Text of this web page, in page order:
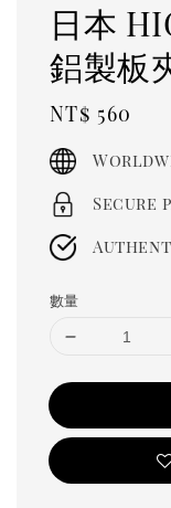
日本
鋁製板
Regular
price
NT$ 560
Secure
數量